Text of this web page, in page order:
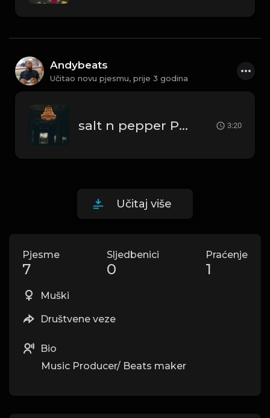
Andybeats
Učitao novu pjesmu, prije 3 godina
salt n pepper Prod By AndyBeats 3:20
Učitaj više
Pjesme
7
Sljedbenici
0
Praćenje
1
Muški
Društvene veze
Bio
Music Producer/ Beats maker